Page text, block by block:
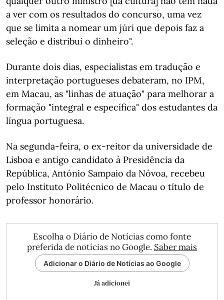
a ver com os resultados do concurso, uma vez
que se limita a nomear um júri que depois faz a
seleção e distribui o dinheiro".
Durante dois dias, especialistas em tradução e
interpretação portugueses debateram, no IPM,
em Macau, as "linhas de atuação" para melhorar a
formação "integral e específica" dos estudantes da
língua portuguesa.
Na segunda-feira, o ex-reitor da universidade de
Lisboa e antigo candidato à Presidência da
República, António Sampaio da Nóvoa, recebeu
pelo Instituto Politécnico de Macau o título de
professor honorário.
Escolha o Diário de Notícias como fonte
preferida de notícias no Google. Saber mais
Adicionar o Diário de Notícias ao Google
Já adicionei